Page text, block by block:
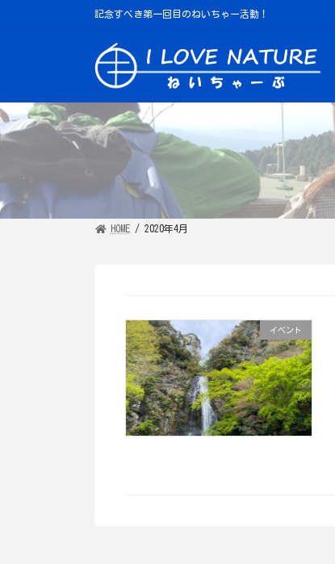
ッ
プ
移
動
記念すべき第一回目のねいちゃー活動！
HOME 2020年4月
イベント